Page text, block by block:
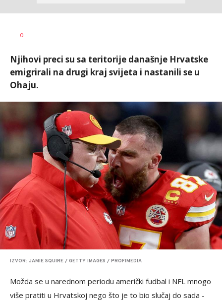
AUTOR
0
Njihovi preci su sa teritorije današnje Hrvatske
emigrirali na drugi kraj svijeta i nastanili se u
Ohaju.
IZVOR: JAMIE SQUIRE / GETTY IMAGES / PROFIMEDIA
Možda se u narednom periodu američki fudbal i NFL mnogo
više pratiti u Hrvatskoj nego što je to bio slučaj do sada -